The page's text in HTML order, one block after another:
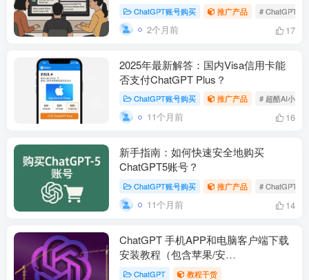
ChatGPT账号购买 推广产品 # ChatGPT账
2个月前 17
2025年最新解答：国内Visa信用卡能
否支付ChatGPT Plus？
ChatGPT账号购买 推广产品 # 超酷AI小店
11个月前 16
新手指南：如何快速安全地购买
ChatGPT5账号？
ChatGPT账号购买 推广产品 # ChatGPT5
11个月前 14
ChatGPT 手机APP和电脑客户端下载
安装教程（包含苹果/安
卓/Windows/Mac）!
ChatGPT 教程干货